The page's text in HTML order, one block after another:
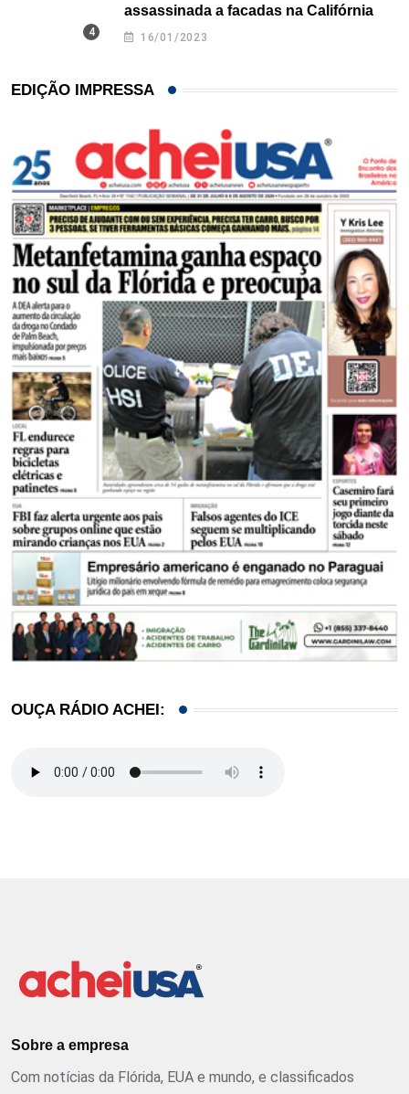
assassinada a facadas na Califórnia
16/01/2023
EDIÇÃO IMPRESSA
OUÇA RÁDIO ACHEI:
Sobre a empresa
Com notícias da Flórida, EUA e mundo, e classificados